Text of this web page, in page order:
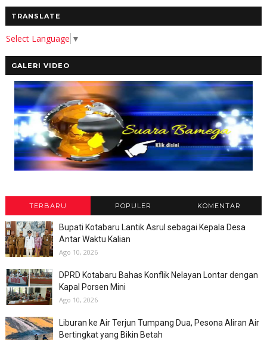
TRANSLATE
Select Language ▼
GALERI VIDEO
TERBARU POPULER KOMENTAR
Bupati Kotabaru Lantik Asrul sebagai Kepala Desa
Antar Waktu Kalian
Ago 10, 2026
DPRD Kotabaru Bahas Konflik Nelayan Lontar dengan
Kapal Porsen Mini
Ago 10, 2026
Liburan ke Air Terjun Tumpang Dua, Pesona Aliran Air
Bertingkat yang Bikin Betah